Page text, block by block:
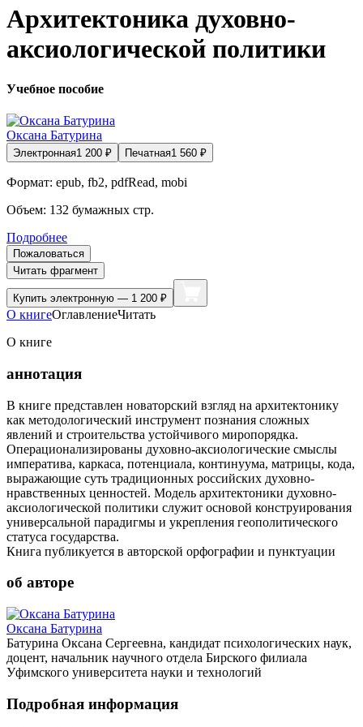
Архитектоника духовно-
аксиологической политики
Учебное пособие
Оксана Батурина
Электронная1 200 ₽ Печатная1 560 ₽
Формат: epub, fb2, pdfRead, mobi
Объем: 132 бумажных стр.
Подробнее
Пожаловаться
Читать фрагмент
Купить электронную — 1 200 ₽
О книгеОглавлениеЧитать
О книге
аннотация
В книге представлен новаторский взгляд на архитектонику
как методологический инструмент познания сложных
явлений и строительства устойчивого миропорядка.
Операционализированы духовно-аксиологические смыслы
императива, каркаса, потенциала, континуума, матрицы, кода,
выражающие суть традиционных российских духовно-
нравственных ценностей. Модель архитектоники духовно-
аксиологической политики служит основой конструирования
универсальной парадигмы и укрепления геополитического
статуса государства.
Книга публикуется в авторской орфографии и пунктуации
об авторе
Оксана Батурина
Батурина Оксана Сергеевна, кандидат психологических наук,
доцент, начальник научного отдела Бирского филиала
Уфимского университета науки и технологий
Подробная информация